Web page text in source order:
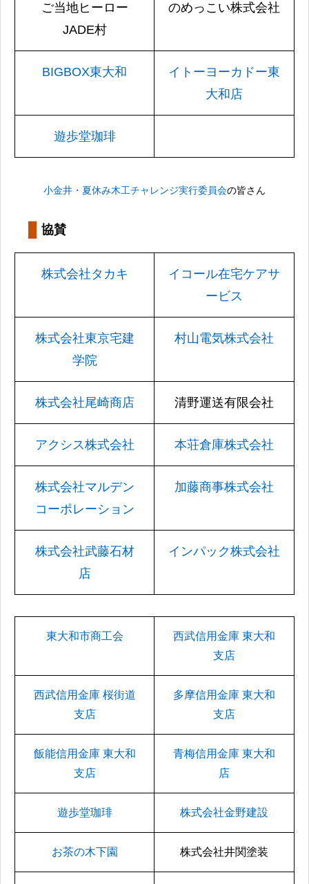
ご当地ヒーロー
JADE村
のめっこい株式会社
BIGBOX東大和
イトーヨーカドー東
大和店
遊歩堂珈琲
小金井・夏休み木工チャレンジ実行委員会の皆さん
協賛
株式会社タカキ
イコール在宅ケアサ
ービス
株式会社東京宅建
学院
村山電気株式会社
株式会社尾崎商店 清野運送有限会社
アクシス株式会社 本荘倉庫株式会社
株式会社マルデン
コーポレーション
加藤商事株式会社
株式会社武藤石材
店
インパック株式会社
東大和市商工会
西武信用金庫 東大和
支店
西武信用金庫 桜街道
支店
多摩信用金庫 東大和
支店
飯能信用金庫 東大和
支店
青梅信用金庫 東大和
店
遊歩堂珈琲 株式会社金野建設
お茶の木下園 株式会社井関塗装